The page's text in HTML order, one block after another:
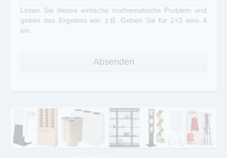
Lösen Sie dieses einfache mathematische Problem und
geben das Ergebnis ein. z.B. Geben Sie für 1+3 eine 4
ein.